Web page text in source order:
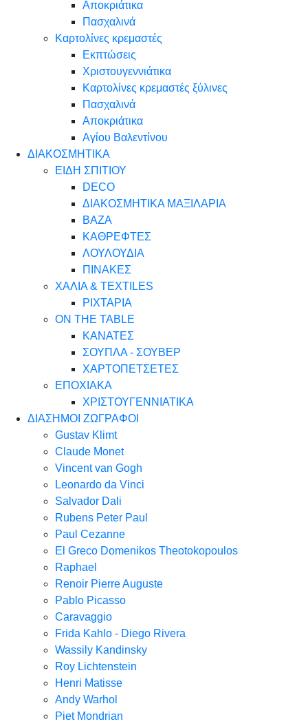
Αποκριάτικα
Πασχαλινά
Καρτολίνες κρεμαστές
Εκπτώσεις
Χριστουγεννιάτικα
Καρτολίνες κρεμαστές ξύλινες
Πασχαλινά
Αποκριάτικα
Αγίου Βαλεντίνου
ΔΙΑΚΟΣΜΗΤΙΚΑ
ΕΙΔΗ ΣΠΙΤΙΟΥ
DECO
ΔΙΑΚΟΣΜΗΤΙΚΑ ΜΑΞΙΛΑΡΙΑ
ΒΑΖΑ
ΚΑΘΡΕΦΤΕΣ
ΛΟΥΛΟΥΔΙΑ
ΠΙΝΑΚΕΣ
ΧΑΛΙΑ & TEXTILES
ΡΙΧΤΑΡΙΑ
ON THE TABLE
ΚΑΝΑΤΕΣ
ΣΟΥΠΛΑ - ΣΟΥΒΕΡ
ΧΑΡΤΟΠΕΤΣΕΤΕΣ
ΕΠΟΧΙΑΚΑ
ΧΡΙΣΤΟΥΓΕΝΝΙΑΤΙΚΑ
ΔΙΑΣΗΜΟΙ ΖΩΓΡΑΦΟΙ
Gustav Klimt
Claude Monet
Vincent van Gogh
Leonardo da Vinci
Salvador Dali
Rubens Peter Paul
Paul Cezanne
El Greco Domenikos Theotokopoulos
Raphael
Renoir Pierre Auguste
Pablo Picasso
Caravaggio
Frida Kahlo - Diego Rivera
Wassily Kandinsky
Roy Lichtenstein
Henri Matisse
Andy Warhol
Piet Mondrian